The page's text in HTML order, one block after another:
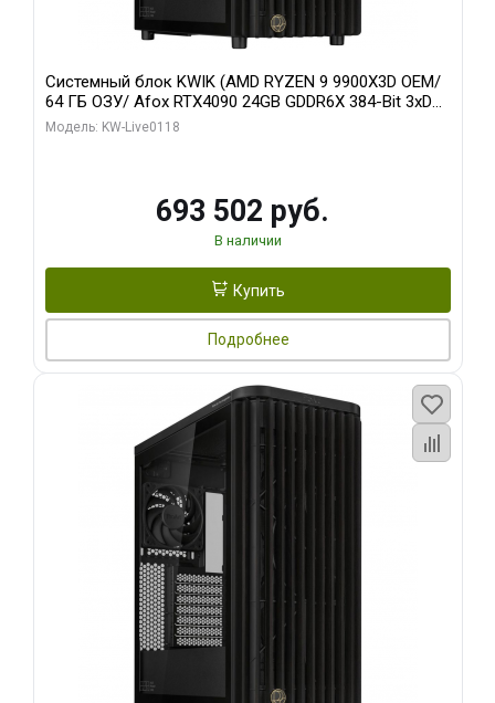
Системный блок KWIK (AMD RYZEN 9 9900X3D OEM/
64 ГБ ОЗУ/ Afox RTX4090 24GB GDDR6X 384-Bit 3xDP
HDMI ATX Turbo/ 960 ГБ SSD)
Модель: KW-Live0118
693 502 руб.
В наличии
Купить
Подробнее